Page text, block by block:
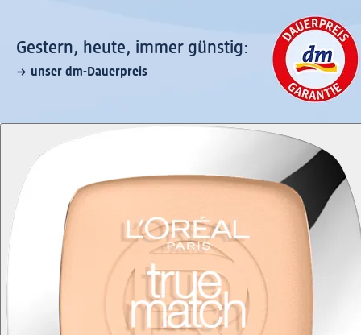
Gestern, heute, immer günstig:
unser dm-Dauerpreis